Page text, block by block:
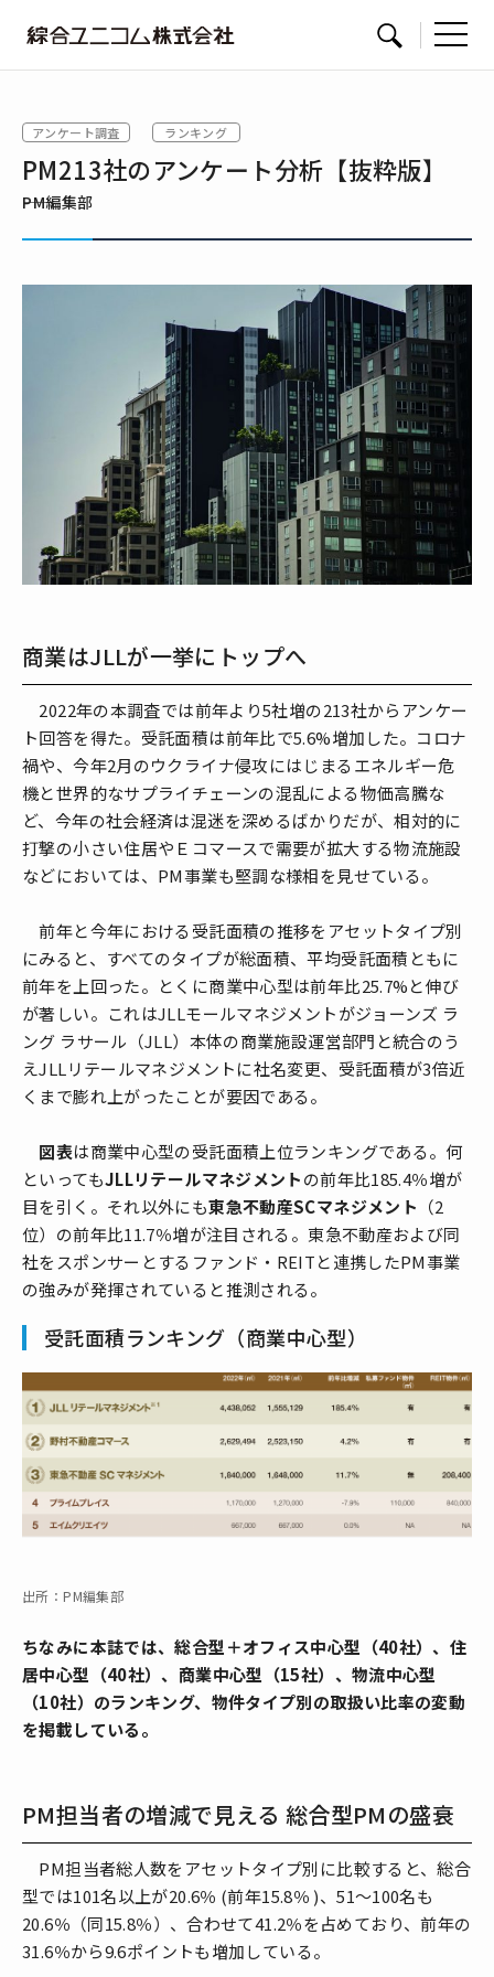
ニ
コ
ム
――PM編集部
PM213社のアンケート分析【抜粋版】
アンケート調査 ランキング
商業はJLLが一挙にトップへ
2022年の本調査では前年より5社増の213社からアンケー
ト回答を得た。受託面積は前年比で5.6%増加した。コロナ
禍や、今年2月のウクライナ侵攻にはじまるエネルギー危
機と世界的なサプライチェーンの混乱による物価高騰な
ど、今年の社会経済は混迷を深めるばかりだが、相対的に
打撃の小さい住居やＥコマースで需要が拡大する物流施設
などにおいては、PM事業も堅調な様相を見せている。
前年と今年における受託面積の推移をアセットタイプ別
にみると、すべてのタイプが総面積、平均受託面積ともに
前年を上回った。とくに商業中心型は前年比25.7%と伸び
が著しい。これはJLLモールマネジメントがジョーンズ ラ
ング ラサール（JLL）本体の商業施設運営部門と統合のう
えJLLリテールマネジメントに社名変更、受託面積が3倍近
くまで膨れ上がったことが要因である。
図表は商業中心型の受託面積上位ランキングである。何
といってもJLLリテールマネジメントの前年比185.4％増が
目を引く。それ以外にも東急不動産SCマネジメント （2
位）の前年比11.7％増が注目される。東急不動産および同
社をスポンサーとするファンド・REITと連携したPM事業
の強みが発揮されていると推測される。
受託面積ランキング（商業中心型）
出所：PM編集部
ちなみに本誌では、総合型＋オフィス中心型（40社）、住
居中心型（40社）、商業中心型（15社）、物流中心型
（10社）のランキング、物件タイプ別の取扱い比率の変動
を掲載している。
PM担当者の増減で見える 総合型PMの盛衰
PM担当者総人数をアセットタイプ別に比較すると、総合
型では101名以上が20.6％ (前年15.8％ )、51～100名も
20.6％（同15.8％）、合わせて41.2％を占めており、前年の
31.6％から9.6ポイントも増加している。